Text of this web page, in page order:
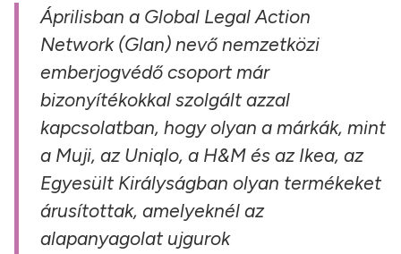
Áprilisban a Global Legal Action
Network (Glan) nevő nemzetközi
emberjogvédő csoport már
bizonyítékokkal szolgált azzal
kapcsolatban, hogy olyan a márkák, mint
a Muji, az Uniqlo, a H&M és az Ikea, az
Egyesült Királyságban olyan termékeket
árusítottak, amelyeknél az
alapanyagolat ujgurok